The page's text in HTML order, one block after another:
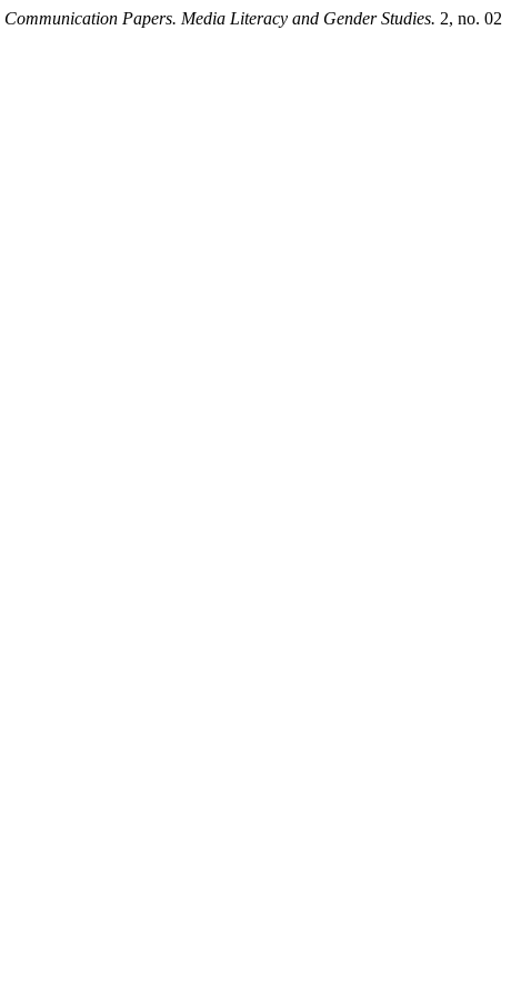
Communication Papers. Media Literacy and Gender Studies. 2, no. 02